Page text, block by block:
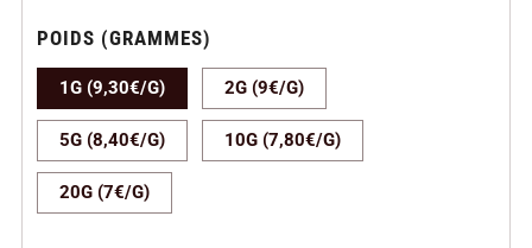
POIDS (GRAMMES)
1G (9,30€/G) 2G (9€/G)
5G (8,40€/G) 10G (7,80€/G)
20G (7€/G)